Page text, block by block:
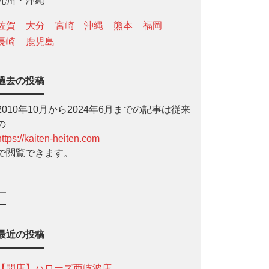
賀 大分 宮崎 沖縄 熊本
福岡
崎
鹿児島
去の投稿
年10月から2024年6月までの記事は従来
kaiten-heiten.com
閲覧できます。
近の投稿